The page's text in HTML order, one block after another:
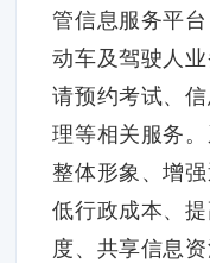
管信息服务平
动车及驾驶人
请预约考试、
理等相关服务
整体形象、增
低行政成本、
度、共享信息